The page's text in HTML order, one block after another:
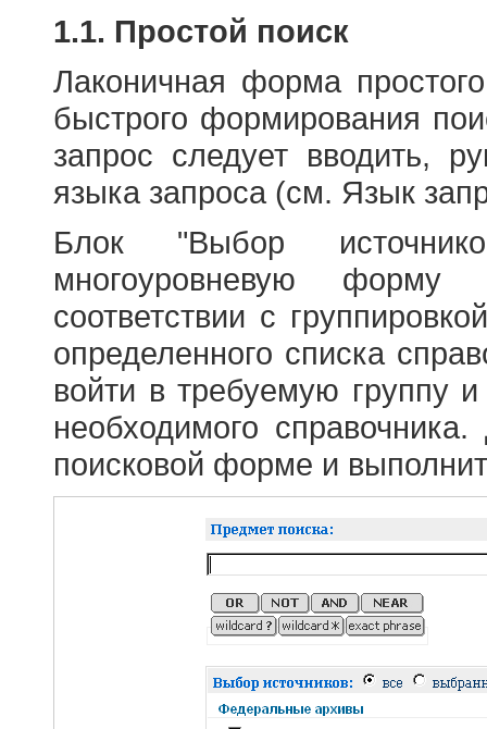
1.1. Простой поиск
Лаконичная форма
быстрого формирования
запрос следует вводить,
языка запроса (см. Язык
Блок "Выбор
многоуровневую форму
соответствии с
определенного списка
войти в требуемую группу и
необходимого
поисковой форме и